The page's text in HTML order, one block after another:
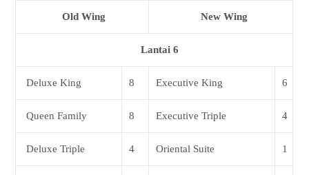
Old Wing New Wing
Lantai 6
Deluxe King 8 Executive King 6
Queen Family 8 Executive Triple 4
Deluxe Triple 4 Oriental Suite 1